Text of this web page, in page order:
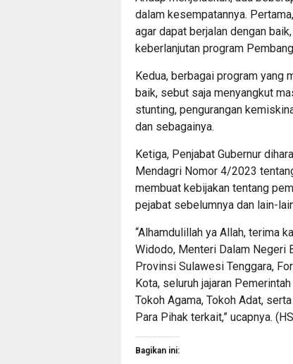
dalam kesempatannya.
agar dapat berjalan dengan
keberlanjutan program
Kedua, berbagai program yang
baik, sebut saja menyangkut
stunting, pengurangan
dan sebagainya.
Ketiga, Penjabat Gubernur
Mendagri Nomor 4/2023
membuat kebijakan tentang
pejabat sebelumnya dan lain-
“Alhamdulillah ya Allah, terima
Widodo, Menteri Dalam Negeri
Provinsi Sulawesi Tenggara,
Kota, seluruh jajaran
Tokoh Agama, Tokoh Adat,
Para Pihak terkait,” ucapnya.
Bagikan ini: